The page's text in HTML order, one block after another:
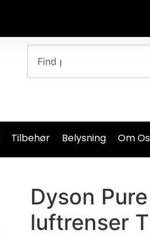
Tilbehør Belysning Om Os
Dyson
luftrenser